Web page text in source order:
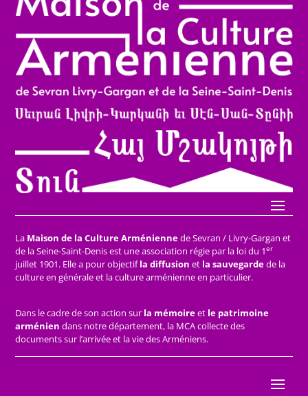
La Maison de la Culture Arméniennede Sevran / Livry-Gargan et
de la Seine-Saint-Denis est une association régie par la loi du 1er
juillet 1901. Elle a pour objectifla diffusion et la sauvegardede la
culture en générale et la culture arménienne en particulier.
Dans le cadre de son action sur la mémoireet le patrimoine
arménien dans notre département, la MCA collecte des
documents sur l’arrivée et la vie des Arméniens.